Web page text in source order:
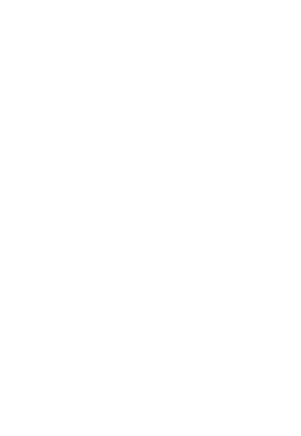
种高效模型，包括GPT-4o等。
也相当诱人：
。
尝试。对于收费问题，国内版的费用相对